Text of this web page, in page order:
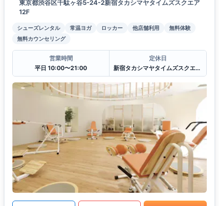
東京都渋谷区千駄ヶ谷5-24-2新宿タカシマヤタイムズスクエア
12F
シューズレンタル 常温ヨガ ロッカー 他店舗利用
無料体験
無料カウンセリング
営業時間
平日 10:00〜21:00
定休日
新宿タカシマヤタイムズスクエア休館日に準ずる